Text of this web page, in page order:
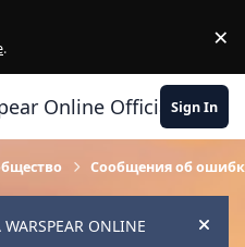
. ×
Online Official Forum
Sign In
Сообщения об
ONLINE Hide